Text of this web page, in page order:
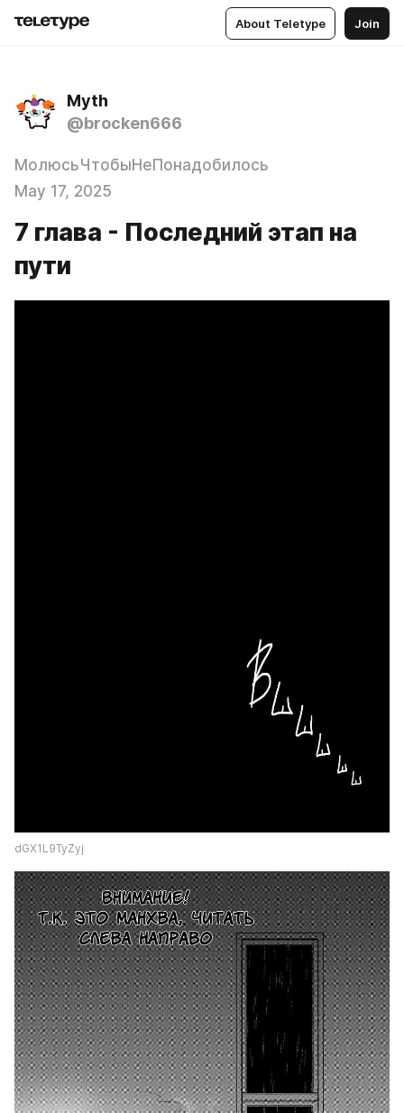
About Teletype Join
Myth
@brocken666
МолюсьЧтобыНеПонадобилось
May 17, 2025
7 глава - Последний этап на
пути
dGX1L9TyZyj